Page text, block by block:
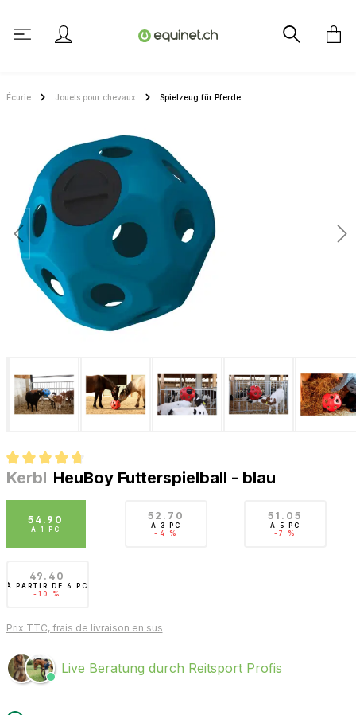
Écurie Jouets pour chevaux Spielzeug für Pferde
Note moyenne de 4.7 sur 5 étoiles
Kerbl HeuBoy Futterspielball - blau
54.90
À 1 PC
52.70
À3 PC
-4 %
51.05
À
5 PC
-7 %
49.40
À PARTIR DE 6 PC
-10 %
Prix TTC, frais de livraison en sus
Live Beratung durch Reitsport Profis